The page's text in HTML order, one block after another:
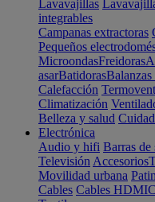
Lavavajillas
integrables
Campanas extractoras
Pequeños
MicroondasFreidoras
asarBatidoras
Calefacción
Climatización
Belleza y salud
Electrónica
Audio y hifi Barras de
Televisión Accesorios
Movilidad urbana
Cables Cables HDMI